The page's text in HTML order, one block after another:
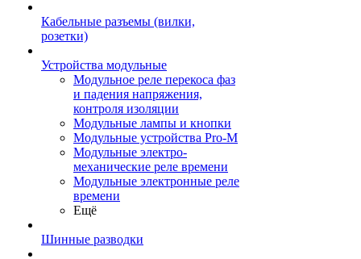
Кабельные разъемы (вилки,
розетки)
Устройства модульные
Модульное реле перекоса фаз
и падения напряжения,
контроля изоляции
Модульные лампы и кнопки
Модульные устройства Pro-M
Модульные электро-
механические реле времени
Модульные электронные реле
времени
Ещё
Шинные разводки